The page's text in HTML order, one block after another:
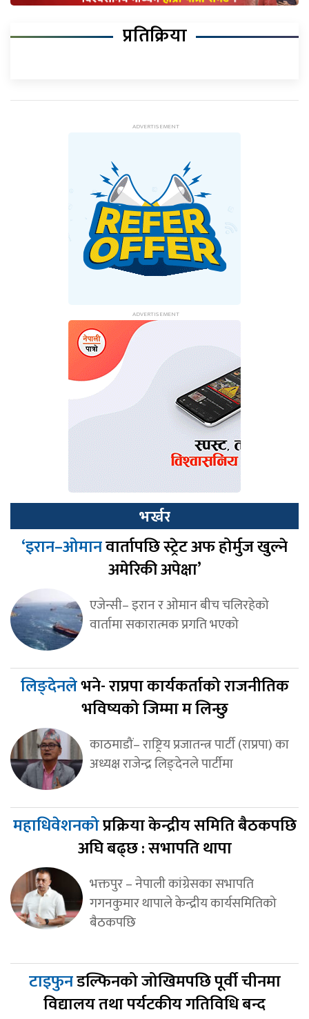
प्रतिक्रिया
भर्खर
‘इरान–ओमानवार्तापछि स्ट्रेट अफ होर्मुज खुल्ने
अमेरिकी अपेक्षा’
एजेन्सी– इरान र ओमान बीच चलिरहेको
वार्तामा सकारात्मक प्रगति भएको
लिङ्देनलेभने- राप्रपा कार्यकर्ताको राजनीतिक
भविष्यको जिम्मा म लिन्छु
काठमाडौं– राष्ट्रिय प्रजातन्त्र पार्टी (राप्रपा) का
अध्यक्ष राजेन्द्र लिङ्देनले पार्टीमा
महाधिवेशनकोप्रक्रिया केन्द्रीय समिति बैठकपछि
अघि बढ्छ : सभापति थापा
भक्तपुर – नेपाली कांग्रेसका सभापति
गगनकुमार थापाले केन्द्रीय कार्यसमितिको
बैठकपछि
टाइफुनडल्फिनको जोखिमपछि पूर्वी चीनमा
विद्यालय तथा पर्यटकीय गतिविधि बन्द